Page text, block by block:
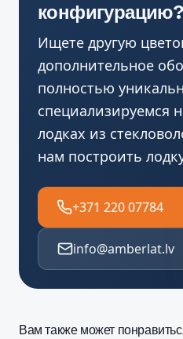
конфигурацию?
Ищете другую
дополнительное
полностью
специализируемся
лодках из
нам построить
+371 220 07784
info@amberlat.lv
Вам также может